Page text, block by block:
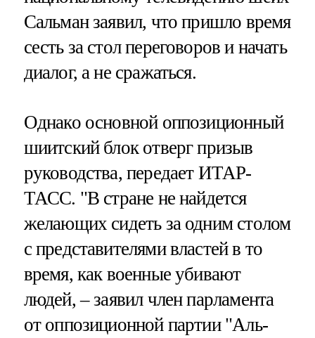
Сальман заявил, что пришло время
сесть за стол переговоров и начать
диалог, а не сражаться.
Однако основной оппозиционный
шиитский блок отверг призыв
руководства, передает ИТАР-
ТАСС. "В стране не найдется
желающих сидеть за одним столом
с представителями властей в то
время, как военные убивают
людей, – заявил член парламента
от оппозиционной партии "Аль-